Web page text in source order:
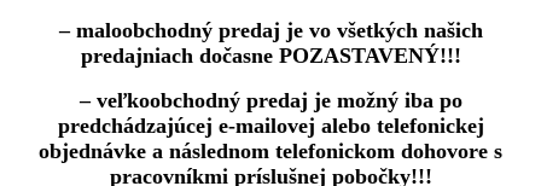
– maloobchodný predaj je vo všetkých našich
predajniach dočasne POZASTAVENÝ!!!
– veľkoobchodný predaj je možný iba po
predchádzajúcej e-mailovej alebo telefonickej
objednávke a následnom telefonickom dohovore s
pracovníkmi príslušnej pobočky!!!